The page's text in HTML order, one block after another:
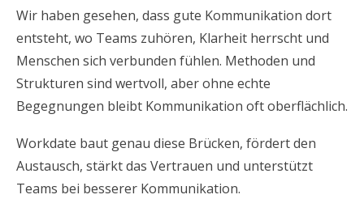
Wir haben gesehen, dass gute Kommunikation dort
entsteht, wo Teams zuhören, Klarheit herrscht und
Menschen sich verbunden fühlen. Methoden und
Strukturen sind wertvoll, aber ohne echte
Begegnungen bleibt Kommunikation oft oberflächlich.
Workdate baut genau diese Brücken, fördert den
Austausch, stärkt das Vertrauen und unterstützt
Teams bei besserer Kommunikation.